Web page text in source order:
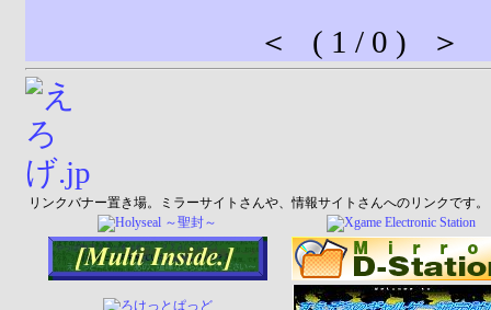
＜ ( 1 / 0 ) ＞
リンクバナー置き場。ミラーサイトさんや、情報サイトさんへのリンクです。